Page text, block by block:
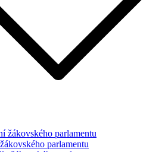
žákovského parlamentu
parlamentu